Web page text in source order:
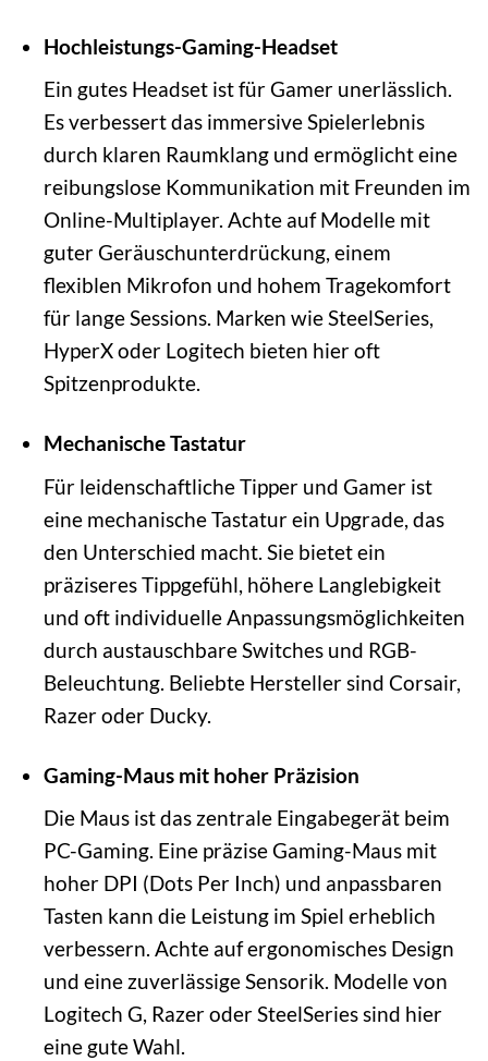
Hochleistungs-Gaming-Headset
Ein gutes Headset ist für Gamer unerlässlich.
Es verbessert das immersive Spielerlebnis
durch klaren Raumklang und ermöglicht eine
reibungslose Kommunikation mit Freunden im
Online-Multiplayer. Achte auf Modelle mit
guter Geräuschunterdrückung, einem
flexiblen Mikrofon und hohem Tragekomfort
für lange Sessions. Marken wie SteelSeries,
HyperX oder Logitech bieten hier oft
Spitzenprodukte.
Mechanische Tastatur
Für leidenschaftliche Tipper und Gamer ist
eine mechanische Tastatur ein Upgrade, das
den Unterschied macht. Sie bietet ein
präziseres Tippgefühl, höhere Langlebigkeit
und oft individuelle Anpassungsmöglichkeiten
durch austauschbare Switches und RGB-
Beleuchtung. Beliebte Hersteller sind Corsair,
Razer oder Ducky.
Gaming-Maus mit hoher Präzision
Die Maus ist das zentrale Eingabegerät beim
PC-Gaming. Eine präzise Gaming-Maus mit
hoher DPI (Dots Per Inch) und anpassbaren
Tasten kann die Leistung im Spiel erheblich
verbessern. Achte auf ergonomisches Design
und eine zuverlässige Sensorik. Modelle von
Logitech G, Razer oder SteelSeries sind hier
eine gute Wahl.